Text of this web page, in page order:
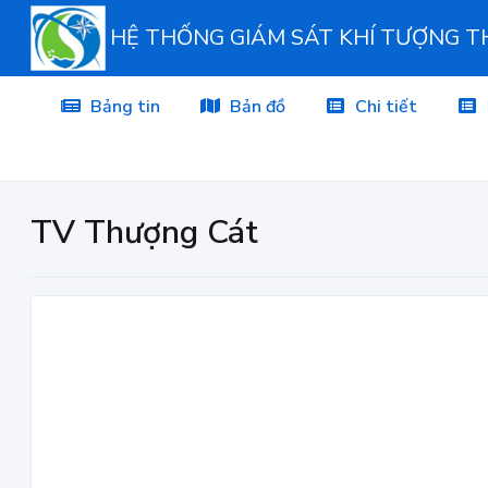
HỆ THỐNG GIÁM SÁT KHÍ TƯỢNG
Bảng tin Bản đồ Chi tiết
TV Thượng Cát